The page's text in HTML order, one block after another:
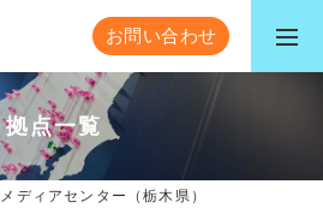
お問い合わせ
拠点一覧
ディアセンター（栃木県）